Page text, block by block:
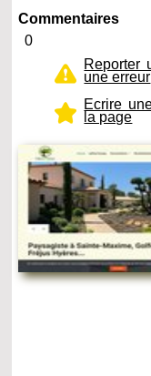
Commentaires
0
Reporter
une erreur
Ecrire
la page